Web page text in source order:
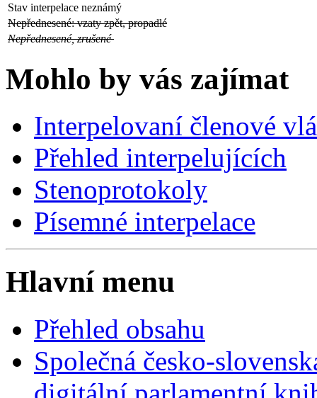
Stav interpelace neznámý
Nepřednesené: vzaty zpět, propadlé
Nepřednesené, zrušené
Mohlo by vás zajímat
Interpelovaní členové
Přehled interpelujících
Stenoprotokoly
Písemné interpelace
Hlavní menu
Přehled obsahu
Společná česko-